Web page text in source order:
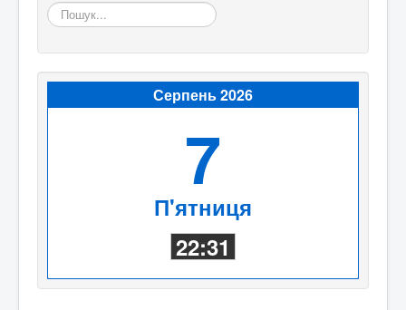
Пошук...
Серпень 2026
7
П'ятниця
22:31